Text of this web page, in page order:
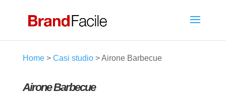
Home> Casi studio>Airone Barbecue
Airone Barbecue